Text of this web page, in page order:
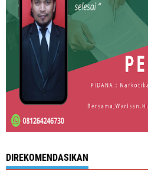
DIREKOMENDASIKAN